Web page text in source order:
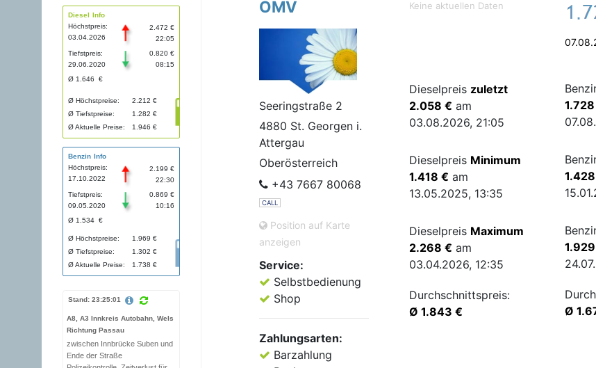
Diesel Info
Höchstpreis:
03.04.2026
2.472 €
22:05
Tiefstpreis:
29.06.2020
0.820 €
08:15
Ø 1.646 €
Ø Höchstpreise:
Ø Tiefstpreise:
Ø Aktuelle Preise:
2.212 €
1.282 €
1.946 €
Benzin Info
Höchstpreis:
17.10.2022
2.199 €
22:30
Tiefstpreis:
09.05.2020
0.869 €
10:16
Ø 1.534 €
Ø Höchstpreise:
Ø Tiefstpreise:
Ø Aktuelle Preise:
1.969 €
1.302 €
1.738 €
Stand: 23:25:01
A8, A3 Innkreis Autobahn, Wels
Richtung Passau
zwischen Innbrücke Suben und
Ende der Straße
OMV
Seeringstraße 2
4880 St. Georgen i.
Attergau
Oberösterreich
+43 7667 80068
CALL
Position auf Karte
anzeigen
Service:
Selbstbedienung
Shop
Zahlungsarten:
Barzahlung
Keine aktuellen Daten
Dieselpreis zuletzt
2.058 € am
03.08.2026, 21:05
Dieselpreis Minimum
1.418 € am
13.05.2025, 13:35
Dieselpreis Maximum
2.268 € am
03.04.2026, 12:35
Durchschnittspreis:
Ø 1.843 €
.
Ø